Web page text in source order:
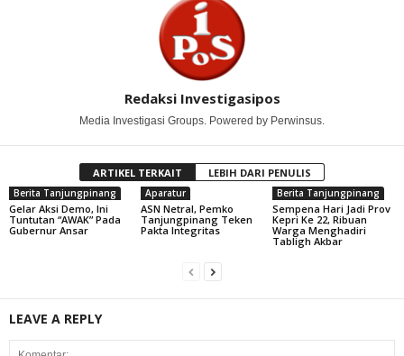
Redaksi Investigasipos
Media Investigasi Groups. Powered by Perwinsus.
ARTIKEL TERKAIT LEBIH DARI PENULIS
Berita Tanjungpinang
Gelar Aksi Demo, Ini
Tuntutan “AWAK” Pada
Gubernur Ansar
Aparatur
ASN Netral, Pemko
Tanjungpinang Teken
Pakta Integritas
Berita Tanjungpinang
Sempena Hari Jadi Prov
Kepri Ke 22, Ribuan
Warga Menghadiri
Tabligh Akbar
LEAVE A REPLY